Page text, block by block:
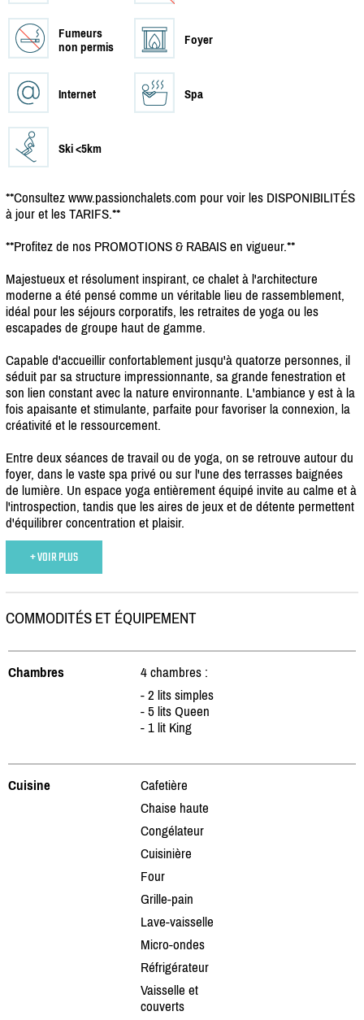
Fumeurs
non permis
Foyer
Internet Spa
Ski <5km
**Consultez www.passionchalets.com pour voir les DISPONIBILITÉS
à jour et les TARIFS.**
**Profitez de nos PROMOTIONS & RABAIS en vigueur.**
Majestueux et résolument inspirant, ce chalet à l'architecture
moderne a été pensé comme un véritable lieu de rassemblement,
idéal pour les séjours corporatifs, les retraites de yoga ou les
escapades de groupe haut de gamme.
Capable d'accueillir confortablement jusqu'à quatorze personnes, il
séduit par sa structure impressionnante, sa grande fenestration et
son lien constant avec la nature environnante. L'ambiance y est à la
fois apaisante et stimulante, parfaite pour favoriser la connexion, la
créativité et le ressourcement.
Entre deux séances de travail ou de yoga, on se retrouve autour du
foyer, dans le vaste spa privé ou sur l'une des terrasses baignées
de lumière. Un espace yoga entièrement équipé invite au calme et à
l'introspection, tandis que les aires de jeux et de détente permettent
d'équilibrer concentration et plaisir.
+ VOIR PLUS
COMMODITÉS ET ÉQUIPEMENT
Chambres
4 chambres :
- 2 lits simples
- 5 lits Queen
- 1 lit King
Cuisine
Cafetière
Chaise haute
Congélateur
Cuisinière
Four
Grille-pain
Lave-vaisselle
Micro-ondes
Réfrigérateur
Vaisselle et
couverts